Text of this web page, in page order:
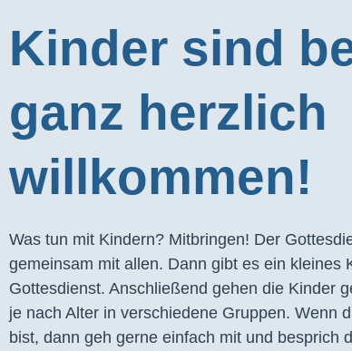
Kinder sind
ganz herzlich
willkommen!
Was tun mit Kindern? Mitbringen! Der
gemeinsam mit allen. Dann gibt es ein kleines
Gottesdienst. Anschließend gehen die Kinder
je nach Alter in verschiedene Gruppen. Wenn
bist, dann geh gerne einfach mit und besprich